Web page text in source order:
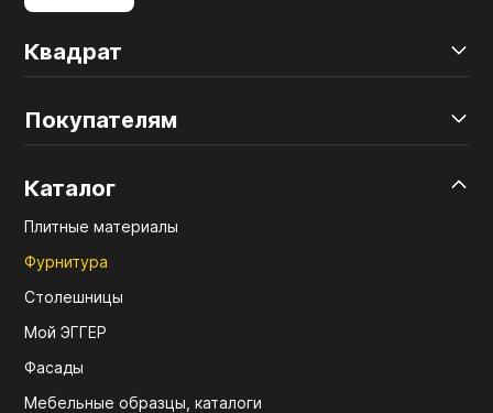
Квадрат
Покупателям
Каталог
Плитные материалы
Фурнитура
Столешницы
Мой ЭГГЕР
Фасады
Мебельные образцы, каталоги